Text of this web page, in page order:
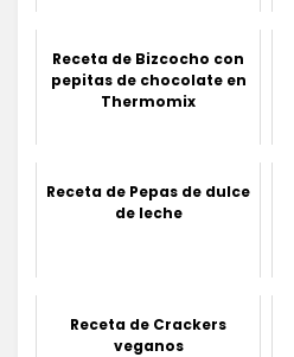
Receta de Bizcocho con
pepitas de chocolate en
Thermomix
Receta de Pepas de dulce
de leche
Receta de Crackers
veganos